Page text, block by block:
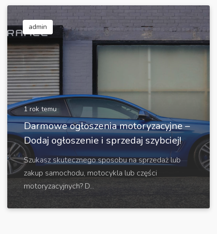
admin
1 rok temu
Darmowe ogłoszenia motoryzacyjne –
Dodaj ogłoszenie i sprzedaj szybciej!
Szukasz skutecznego sposobu na sprzedaż lub
zakup samochodu, motocykla lub części
motoryzacyjnych? D...